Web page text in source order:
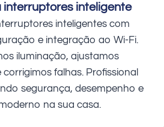
interruptores inteligente
inteligentes com
e integração ao Wi-Fi.
iluminação, ajustamos
falhas. Profissional
segurança, desempenho e
na sua casa.